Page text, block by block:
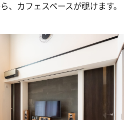
、カフェスペースが覗けます。